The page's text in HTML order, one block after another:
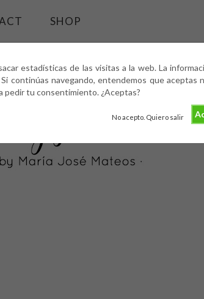
estadísticas de las visitas a la web. La
continúas navegando, entendemos que aceptas
pedir tu consentimiento. ¿Aceptas?
No acepto. Quiero salir
SHOP